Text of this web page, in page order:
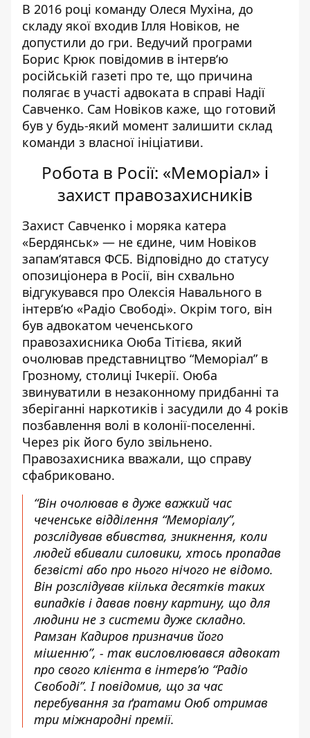
В 2016 році команду Олеся Мухіна, до
складу якої входив Ілля Новіков, не
допустили до гри. Ведучий програми
Борис Крюк повідомив в інтерв‘ю
російській газеті про те, що причина
полягає в участі адвоката в справі Надії
Савченко. Сам Новіков каже, що готовий
був у будь-який момент залишити склад
команди з власної ініціативи.
Робота в Росії: «Меморіал» і
захист правозахисників
Захист Савченко і моряка катера
«Бердянськ» — не єдине, чим Новіков
запам‘ятався ФСБ. Відповідно до статусу
опозиціонера в Росії, він схвально
відгукувався про Олексія Навального в
інтерв‘ю «Радіо Свободі». Окрім того, він
був адвокатом чеченського
правозахисника Оюба Тітієва, який
очолював представництво “Меморіал” в
Грозному, столиці Ічкерії. Оюба
звинуватили в незаконному придбанні та
зберіганні наркотиків і засудили до 4 років
позбавлення волі в колонії-поселенні.
Через рік його було звільнено.
Правозахисника вважали, що справу
сфабриковано.
“Він очолював в дуже важкий час
чеченське відділення “Меморіалу”,
розслідував вбивства, зникнення, коли
людей вбивали силовики, хтось пропадав
безвісті або про нього нічого не відомо.
Він розслідував кіілька десятків таких
випадків і давав повну картину, що для
людини не з системи дуже складно.
Рамзан Кадиров призначив його
мішенню”, - так висловлювався адвокат
про свого клієнта в інтерв’ю “Радіо
Свободі”. І повідомив, що за час
перебування за ґратами Оюб отримав
три міжнародні премії.